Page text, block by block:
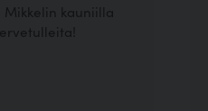
Mikkelin kauniilla